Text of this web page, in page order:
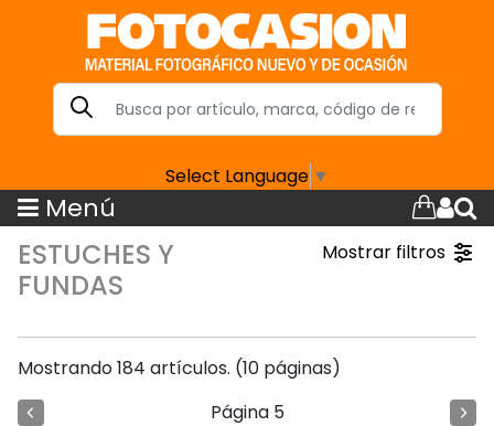
Select Language ▼
Menú
ESTUCHES Y
FUNDAS
Mostrar filtros
Mostrando 184 artículos. (10 páginas)
Página 5